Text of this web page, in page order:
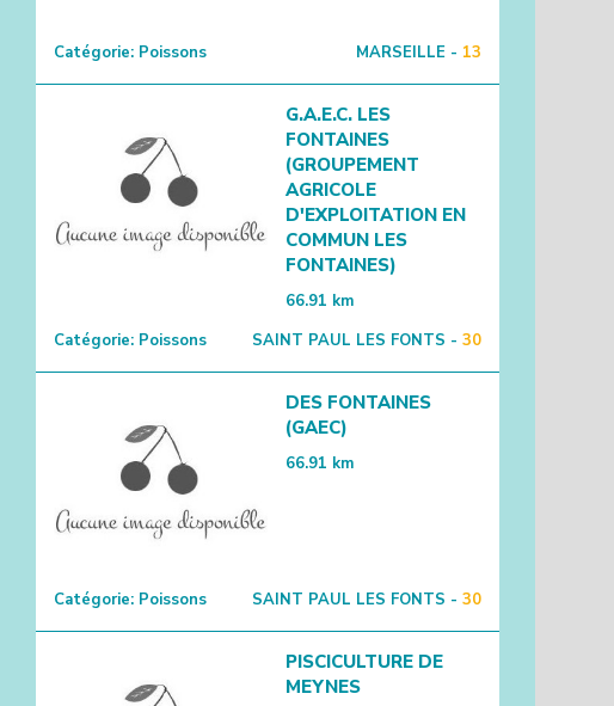
Catégorie: Poissons MARSEILLE - 13
G.A.E.C. LES
FONTAINES
(GROUPEMENT
AGRICOLE
D'EXPLOITATION EN
COMMUN LES
FONTAINES)
66.91 km
Catégorie: Poissons SAINT PAUL LES FONTS - 30
DES FONTAINES
(GAEC)
66.91 km
Catégorie: Poissons SAINT PAUL LES FONTS - 30
PISCICULTURE DE
MEYNES